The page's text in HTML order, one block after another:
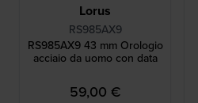
Lorus
RS985AX9
RS985AX9 43 mm Orologio
acciaio da uomo con data
59,00 €